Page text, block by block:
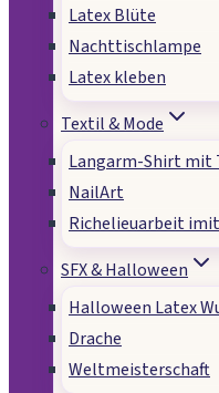
Latex Blüte
Nachttischlampe
Latex kleben
Textil & Mode
Langarm-Shirt mit
NailArt
Richelieuarbeit
SFX & Halloween
Halloween Latex
Drache
Weltmeisterschaft